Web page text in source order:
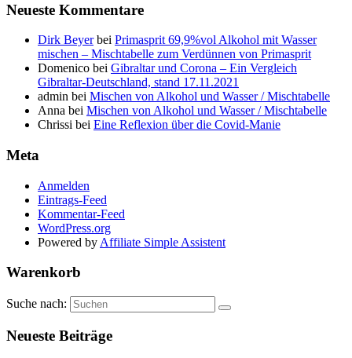
Neueste Kommentare
Dirk Beyerbei Primasprit 69,9%vol Alkohol mit Wasser
mischen – Mischtabelle zum Verdünnen von Primasprit
Domenico bei Gibraltar und Corona – Ein Vergleich
Gibraltar-Deutschland, stand 17.11.2021
admin bei Mischen von Alkohol und Wasser / Mischtabelle
Anna bei Mischen von Alkohol und Wasser / Mischtabelle
Chrissi bei Eine Reflexion über die Covid-Manie
Meta
Anmelden
Eintrags-Feed
Kommentar-Feed
WordPress.org
Powered by Affiliate Simple Assistent
Warenkorb
Suche nach:
Neueste Beiträge